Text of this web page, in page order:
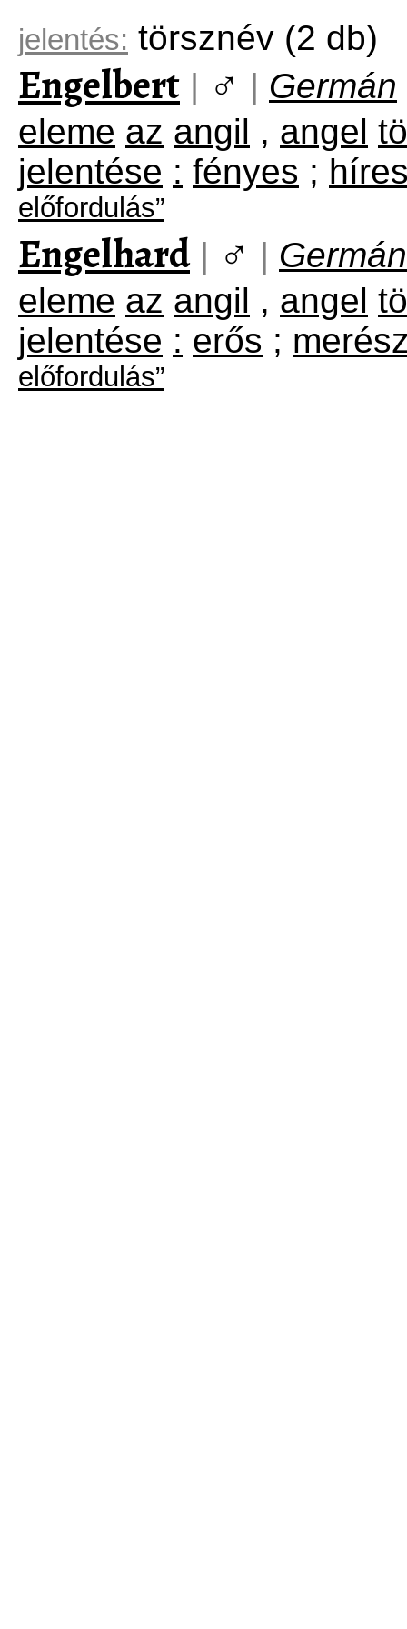
jelentés: törsznév (2 db)
Engelbert | ♂ | Germán
eleme az angil , angel
jelentése : fényes ;
előfordulás”
Engelhard | ♂ | Germán
eleme az angil , angel
jelentése : erős ;
előfordulás”